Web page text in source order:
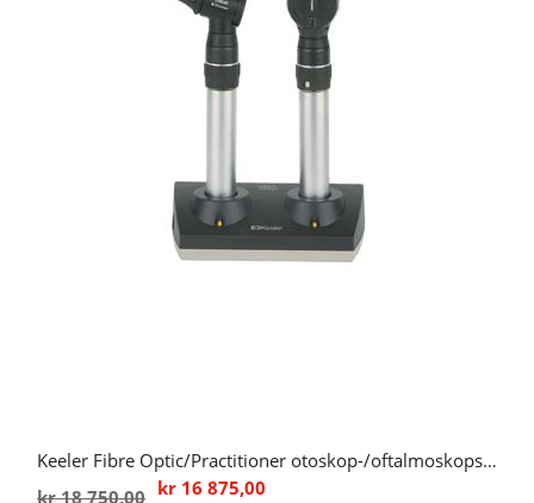
Keeler Fibre Optic/Practitioner otoskop-/oftalmoskopsett med ladestasjon (3,6V)
kr 16 875,00
kr 18 750,00